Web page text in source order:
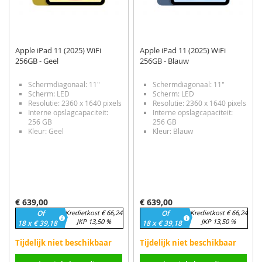
Apple iPad 11 (2025) WiFi
256GB - Geel
Schermdiagonaal: 11"
Scherm: LED
Resolutie: 2360 x 1640 pixels
Interne opslagcapaciteit:
256 GB
Kleur: Geel
€ 639,00
Of
18 x € 39,18
Kredietkost € 66,24
JKP 13,50 %
Tijdelijk niet beschikbaar
Apple iPad 11 (2025) WiFi
256GB - Blauw
Schermdiagonaal: 11"
Scherm: LED
Resolutie: 2360 x 1640 pixels
Interne opslagcapaciteit:
256 GB
Kleur: Blauw
€ 639,00
Of
18 x € 39,18
Kredietkost € 66,24
JKP 13,50 %
Tijdelijk niet beschikbaar